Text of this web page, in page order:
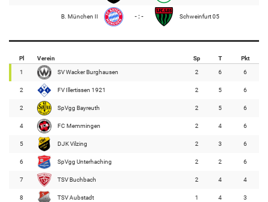
B. München II - : - Schweinfurt 05
Pl Verein Sp T Pkt
1 SV Wacker Burghausen 2 6 6
2 FV Illertissen 1921 2 5 6
2 SpVgg Bayreuth 2 5 6
4 FC Memmingen 2 4 6
5 DJK Vilzing 2 3 6
6 SpVgg Unterhaching 2 2 6
7 TSV Buchbach 2 4 4
8 TSV Aubstadt 1 4 3